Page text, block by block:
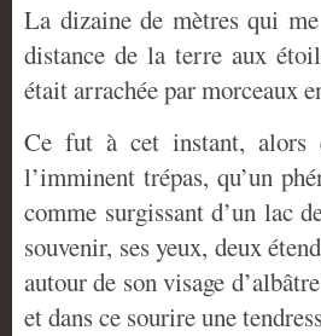
La dizaine de mètres qui
distance de la terre aux
était arrachée par morceaux
Ce fut à cet instant, alors
l’imminent trépas, qu’un
comme surgissant d’un lac
souvenir, ses yeux, deux
autour de son visage
et dans ce sourire une